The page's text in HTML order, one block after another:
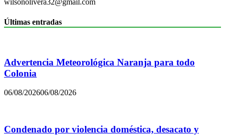
wilsonolivera32@gmail.com
Últimas entradas
Advertencia Meteorológica Naranja para todo
Colonia
06/08/202606/08/2026
Condenado por violencia doméstica, desacato y